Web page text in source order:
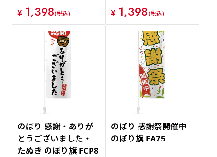
¥ 1,398(税込) ¥ 1,398(税込)
のぼり 感謝・ありが
とうございました・
たぬき のぼり旗 FCP8
のぼり 感謝祭開催中
のぼり旗 FA75